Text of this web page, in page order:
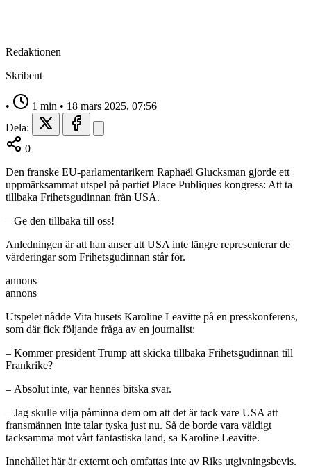
Redaktionen
Skribent
• 1 min • 18 mars 2025, 07:56
Dela:
0
Den franske EU-parlamentarikern Raphaël Glucksman gjorde ett
uppmärksammat utspel på partiet Place Publiques kongress: Att ta
tillbaka Frihetsgudinnan från USA.
– Ge den tillbaka till oss!
Anledningen är att han anser att USA inte längre representerar de
värderingar som Frihetsgudinnan står för.
annons
annons
Utspelet nådde Vita husets Karoline Leavitte på en presskonferens,
som där fick följande fråga av en journalist:
– Kommer president Trump att skicka tillbaka Frihetsgudinnan till
Frankrike?
– Absolut inte, var hennes bitska svar.
– Jag skulle vilja påminna dem om att det är tack vare USA att
fransmännen inte talar tyska just nu. Så de borde vara väldigt
tacksamma mot vårt fantastiska land, sa Karoline Leavitte.
Innehållet här är externt och omfattas inte av Riks utgivningsbevis.